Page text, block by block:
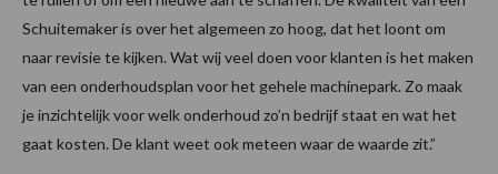
Schuitemaker is over het algemeen zo hoog, dat het loont om
naar revisie te kijken. Wat wij veel doen voor klanten is het maken
van een onderhoudsplan voor het gehele machinepark. Zo maak
je inzichtelijk voor welk onderhoud zo’n bedrijf staat en wat het
gaat kosten. De klant weet ook meteen waar de waarde zit.”